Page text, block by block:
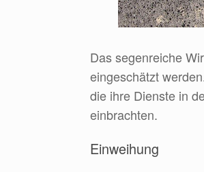
Das segenreiche
eingeschätzt
die ihre Dienste in
einbrachten.
Einweihung